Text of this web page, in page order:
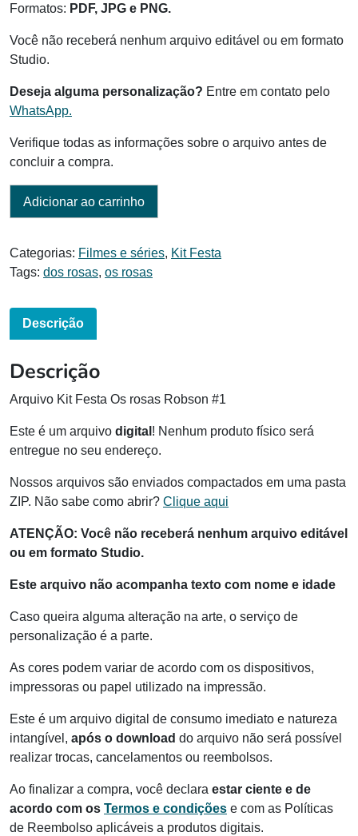
Formatos: PDF, JPG e PNG.
Você não receberá nenhum arquivo editável ou em formato
Studio.
Deseja alguma personalização? Entre em contato pelo
WhatsApp.
Verifique todas as informações sobre o arquivo antes de
concluir a compra.
Adicionar ao carrinho
Categorias: Filmes e séries, Kit Festa
Tags: dos rosas, os rosas
Descrição
Descrição
Arquivo Kit Festa Os rosas Robson #1
Este é um arquivo digital ! Nenhum produto físico será
entregue no seu endereço.
Nossos arquivos são enviados compactados em uma pasta
ZIP. Não sabe como abrir? Clique aqui
ATENÇÃO: Você não receberá nenhum arquivo editável
ou em formato Studio.
Este arquivo não acompanha texto com nome e idade
Caso queira alguma alteração na arte, o serviço de
personalização é a parte.
As cores podem variar de acordo com os dispositivos,
impressoras ou papel utilizado na impressão.
Este é um arquivo digital de consumo imediato e natureza
intangível, após o download do arquivo não será possível
realizar trocas, cancelamentos ou reembolsos.
Ao finalizar a compra, você declara estar ciente e de
acordo com os Termos e condições e com as Políticas
de Reembolso aplicáveis a produtos digitais.